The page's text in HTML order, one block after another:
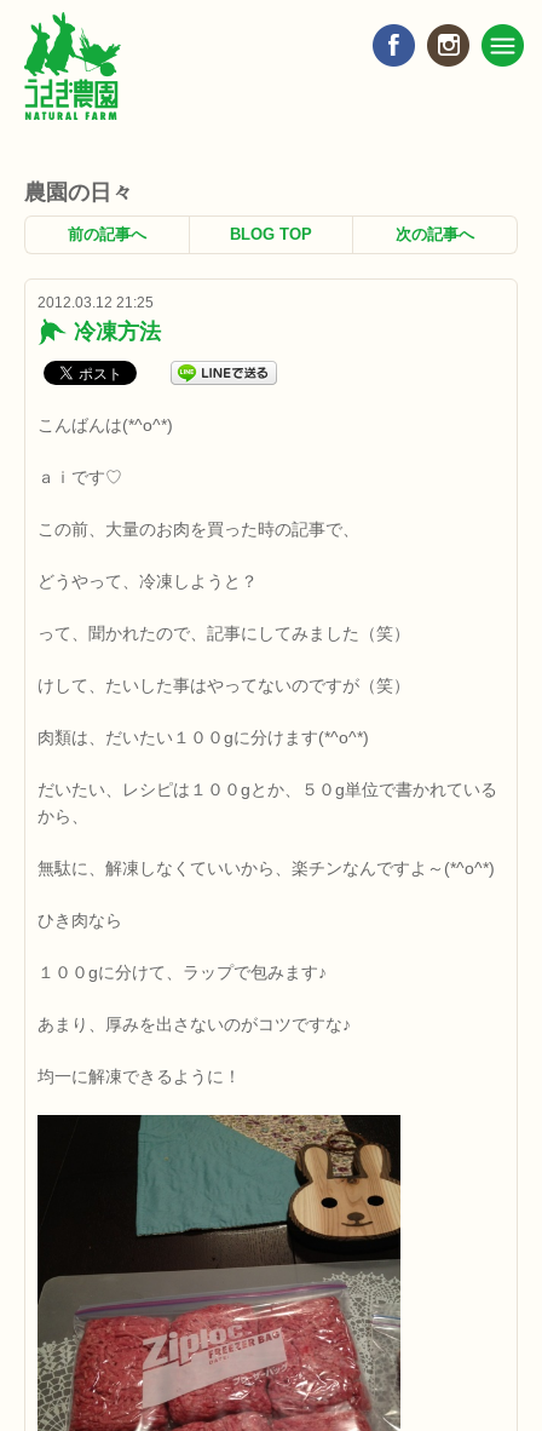
農園の日々
前の記事へ BLOG TOP 次の記事へ
2012.03.12 21:25
冷凍方法
こんばんは(*^o^*)
ａｉです♡
この前、大量のお肉を買った時の記事で、
どうやって、冷凍しようと？
って、聞かれたので、記事にしてみました（笑）
けして、たいした事はやってないのですが（笑）
肉類は、だいたい１００gに分けます(*^o^*)
だいたい、レシピは１００gとか、５０g単位で書かれている
から、
無駄に、解凍しなくていいから、楽チンなんですよ～(*^o^*)
ひき肉なら
１００gに分けて、ラップで包みます♪
あまり、厚みを出さないのがコツですな♪
均一に解凍できるように！